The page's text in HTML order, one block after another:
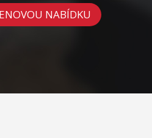
NABÍDKU